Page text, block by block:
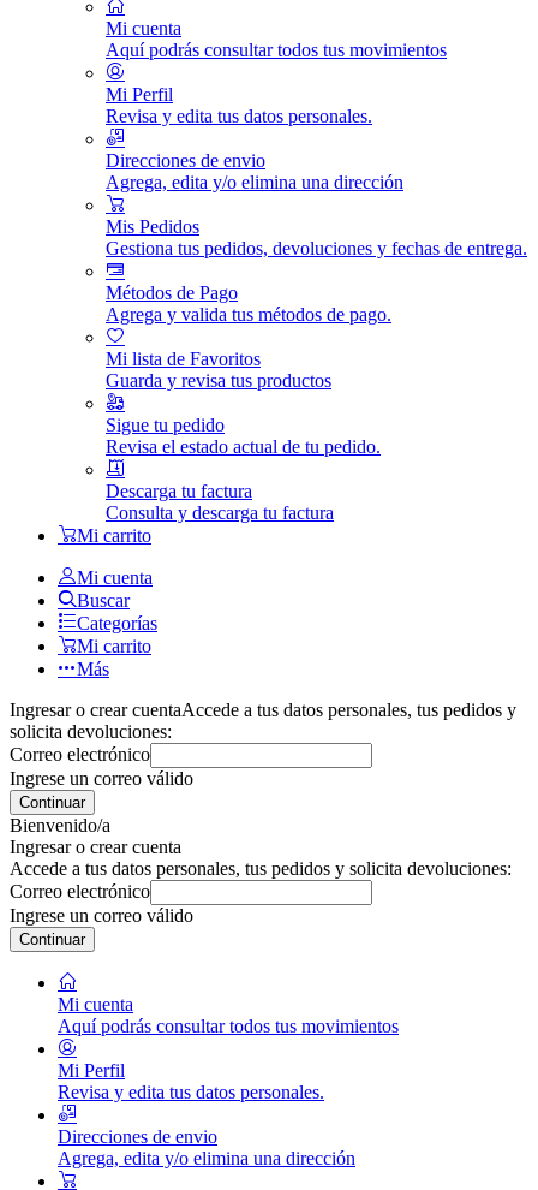
Mi cuenta
Aquí podrás consultar todos tus movimientos
Mi Perfil
Revisa y edita tus datos personales.
Direcciones de envio
Agrega, edita y/o elimina una dirección
Mis Pedidos
Gestiona tus pedidos, devoluciones y fechas de entrega.
Métodos de Pago
Agrega y valida tus métodos de pago.
Mi lista de Favoritos
Guarda y revisa tus productos
Sigue tu pedido
Revisa el estado actual de tu pedido.
Descarga tu factura
Consulta y descarga tu factura
Mi carrito
Mi cuenta
Buscar
Categorías
Mi carrito
Más
Ingresar o crear cuentaAccede a tus datos personales, tus pedidos y
solicita devoluciones:
Correo electrónico
Ingrese un correo válido
Continuar
Bienvenido/a
Ingresar o crear cuenta
Accede a tus datos personales, tus pedidos y solicita devoluciones:
Correo electrónico
Ingrese un correo válido
Continuar
Mi cuenta
Aquí podrás consultar todos tus movimientos
Mi Perfil
Revisa y edita tus datos personales.
Direcciones de envio
Agrega, edita y/o elimina una dirección